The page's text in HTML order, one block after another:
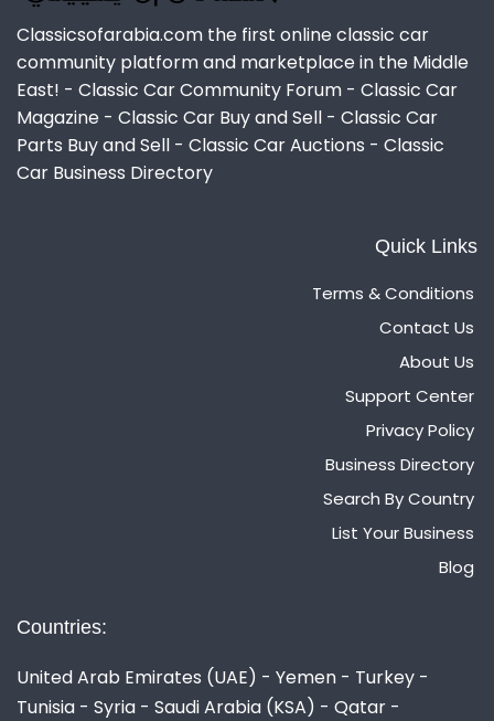
Classicsofarabia.com the first online classic car
community platform and marketplace in the Middle
East! - Classic Car Community Forum - Classic Car
Magazine - Classic Car Buy and Sell - Classic Car
Parts Buy and Sell - Classic Car Auctions - Classic
Car Business Directory
Quick Links
Terms & Conditions
Contact Us
About Us
Support Center
Privacy Policy
Business Directory
Search By Country
List Your Business
Blog
Countries:
United Arab Emirates (UAE) - Yemen - Turkey -
Tunisia - Syria - Saudi Arabia (KSA) - Qatar -